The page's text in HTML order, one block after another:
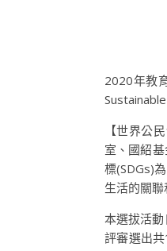
2020年教
【世界公
室、國紹
標(SDGs)
生活的關
本選拔活
評審選出